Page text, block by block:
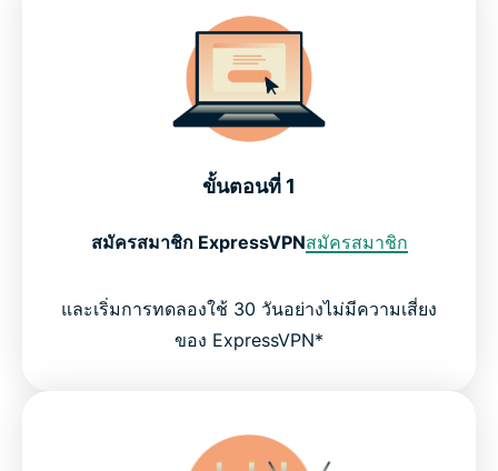
ขั้นตอนที่ 1
สมัครสมาชิก ExpressVPNสมัครสมาชิก
และเริ่มการทดลองใช้ 30 วันอย่างไม่มีความเสี่ยง
ของ ExpressVPN*